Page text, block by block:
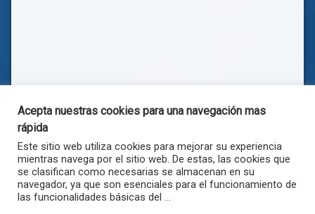
Acepta nuestras cookies para una navegación mas
rápida
Este sitio web utiliza cookies para mejorar su experiencia
mientras navega por el sitio web. De estas, las cookies que
se clasifican como necesarias se almacenan en su
navegador, ya que son esenciales para el funcionamiento de
las funcionalidades básicas del ...